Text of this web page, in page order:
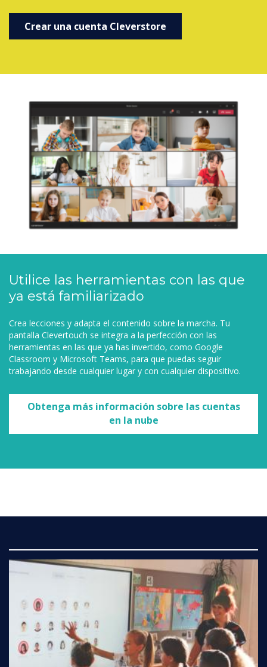
Crear una cuenta Cleverstore
Utilice las herramientas con las que
ya está familiarizado
Crea lecciones y adapta el contenido sobre la marcha. Tu
pantalla Clevertouch se integra a la perfección con las
herramientas en las que ya has invertido, como Google
Classroom y Microsoft Teams, para que puedas seguir
trabajando desde cualquier lugar y con cualquier dispositivo.
Obtenga más información sobre las cuentas
en la nube